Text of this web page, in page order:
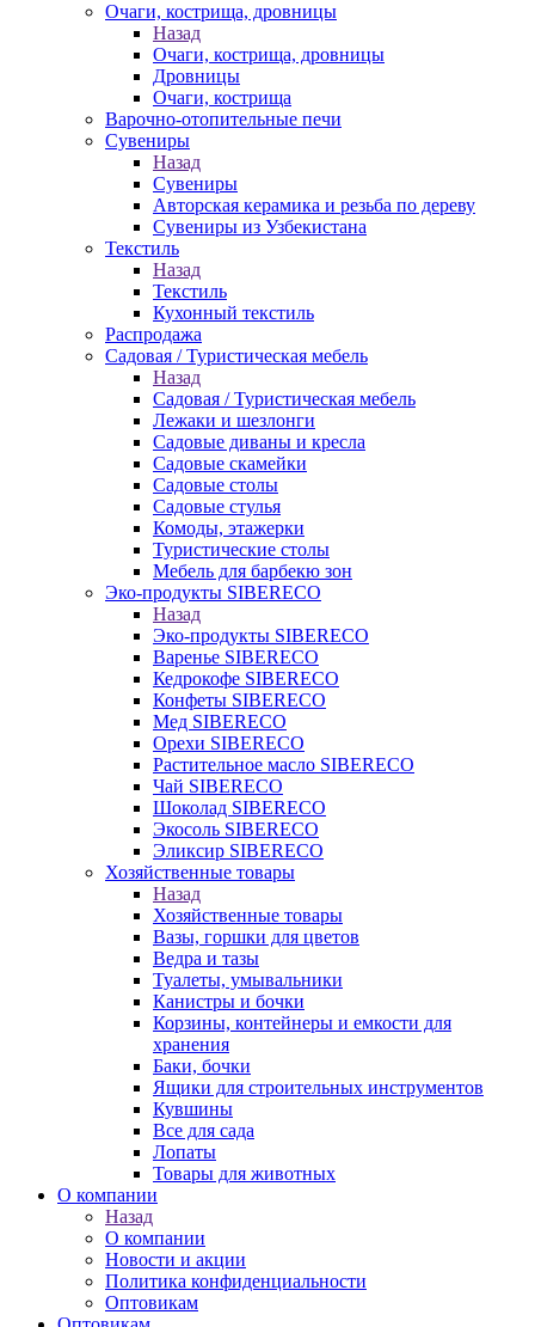
Очаги, кострища, дровницы
Назад
Очаги, кострища, дровницы
Дровницы
Очаги, кострища
Варочно-отопительные печи
Сувениры
Назад
Сувениры
Авторская керамика и резьба по дереву
Сувениры из Узбекистана
Текстиль
Назад
Текстиль
Кухонный текстиль
Распродажа
Садовая / Туристическая мебель
Назад
Садовая / Туристическая мебель
Лежаки и шезлонги
Садовые диваны и кресла
Садовые скамейки
Садовые столы
Садовые стулья
Комоды, этажерки
Туристические столы
Мебель для барбекю зон
Эко-продукты SIBERECO
Назад
Эко-продукты SIBERECO
Варенье SIBERECO
Кедрокофе SIBERECO
Конфеты SIBERECO
Мед SIBERECO
Орехи SIBERECO
Растительное масло SIBERECO
Чай SIBERECO
Шоколад SIBERECO
Экосоль SIBERECO
Эликсир SIBERECO
Хозяйственные товары
Назад
Хозяйственные товары
Вазы, горшки для цветов
Ведра и тазы
Туалеты, умывальники
Канистры и бочки
Корзины, контейнеры и емкости для
хранения
Баки, бочки
Ящики для строительных инструментов
Кувшины
Все для сада
Лопаты
Товары для животных
О компании
Назад
О компании
Новости и акции
Политика конфиденциальности
Оптовикам